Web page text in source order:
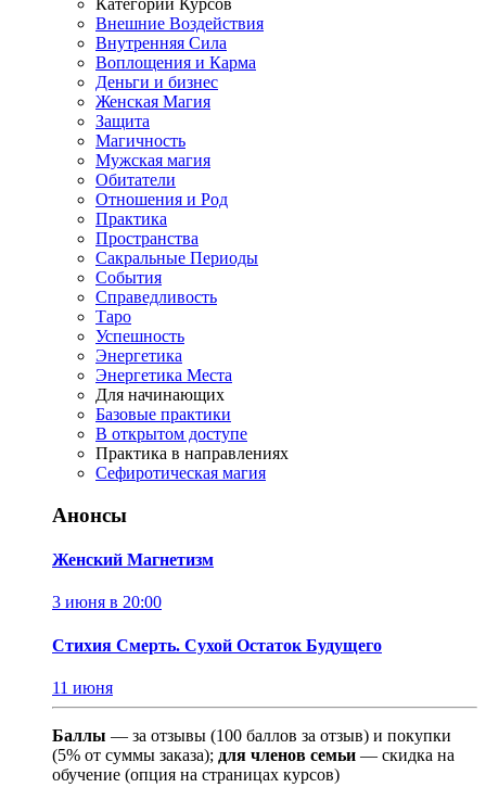
Категории Курсов
Внешние Воздействия
Внутренняя Сила
Воплощения и Карма
Деньги и бизнес
Женская Магия
Защита
Магичность
Мужская магия
Обитатели
Отношения и Род
Практика
Пространства
Сакральные Периоды
События
Справедливость
Таро
Успешность
Энергетика
Энергетика Места
Для начинающих
Базовые практики
В открытом доступе
Практика в направлениях
Сефиротическая магия
Анонсы
Женский Магнетизм
3 июня в 20:00
Стихия Смерть. Сухой Остаток Будущего
11 июня
Баллы — за отзывы (100 баллов за отзыв) и покупки
(5% от суммы заказа); для членов семьи — скидка на
обучение (опция на страницах курсов)